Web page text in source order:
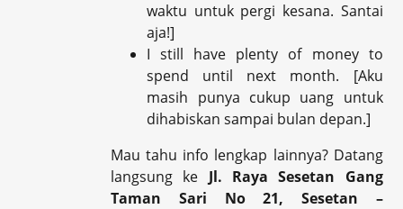
waktu untuk pergi kesana. Santai
aja!]
I still have plenty of money to
spend until next month.
[Aku
masih punya cukup uang untuk
dihabiskan sampai bulan depan.]
Mau tahu info lengkap lainnya? Datang
langsung ke Jl. Raya Sesetan Gang
Taman Sari No 21, Sesetan –